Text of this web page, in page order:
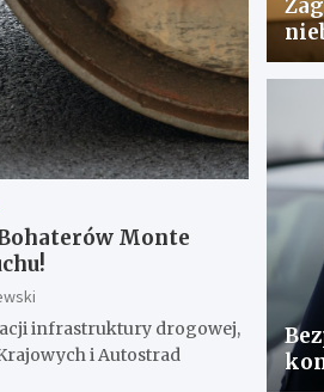
Monte
infrastruktury drogowej,
i Autostrad